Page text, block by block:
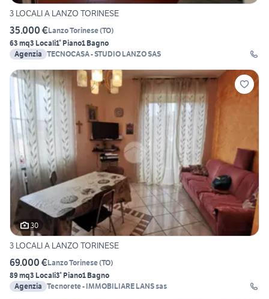
3 LOCALI A LANZO TORINESE
35.000 €Lanzo Torinese(TO)
63 mq3 Locali1° Piano1 Bagno
Agenzia TECNOCASA - STUDIO LANZO SAS
30
3 LOCALI A LANZO TORINESE
69.000 €Lanzo Torinese(TO)
89 mq3 Locali3° Piano1 Bagno
Agenzia Tecnorete - IMMOBILIARE LANS sas